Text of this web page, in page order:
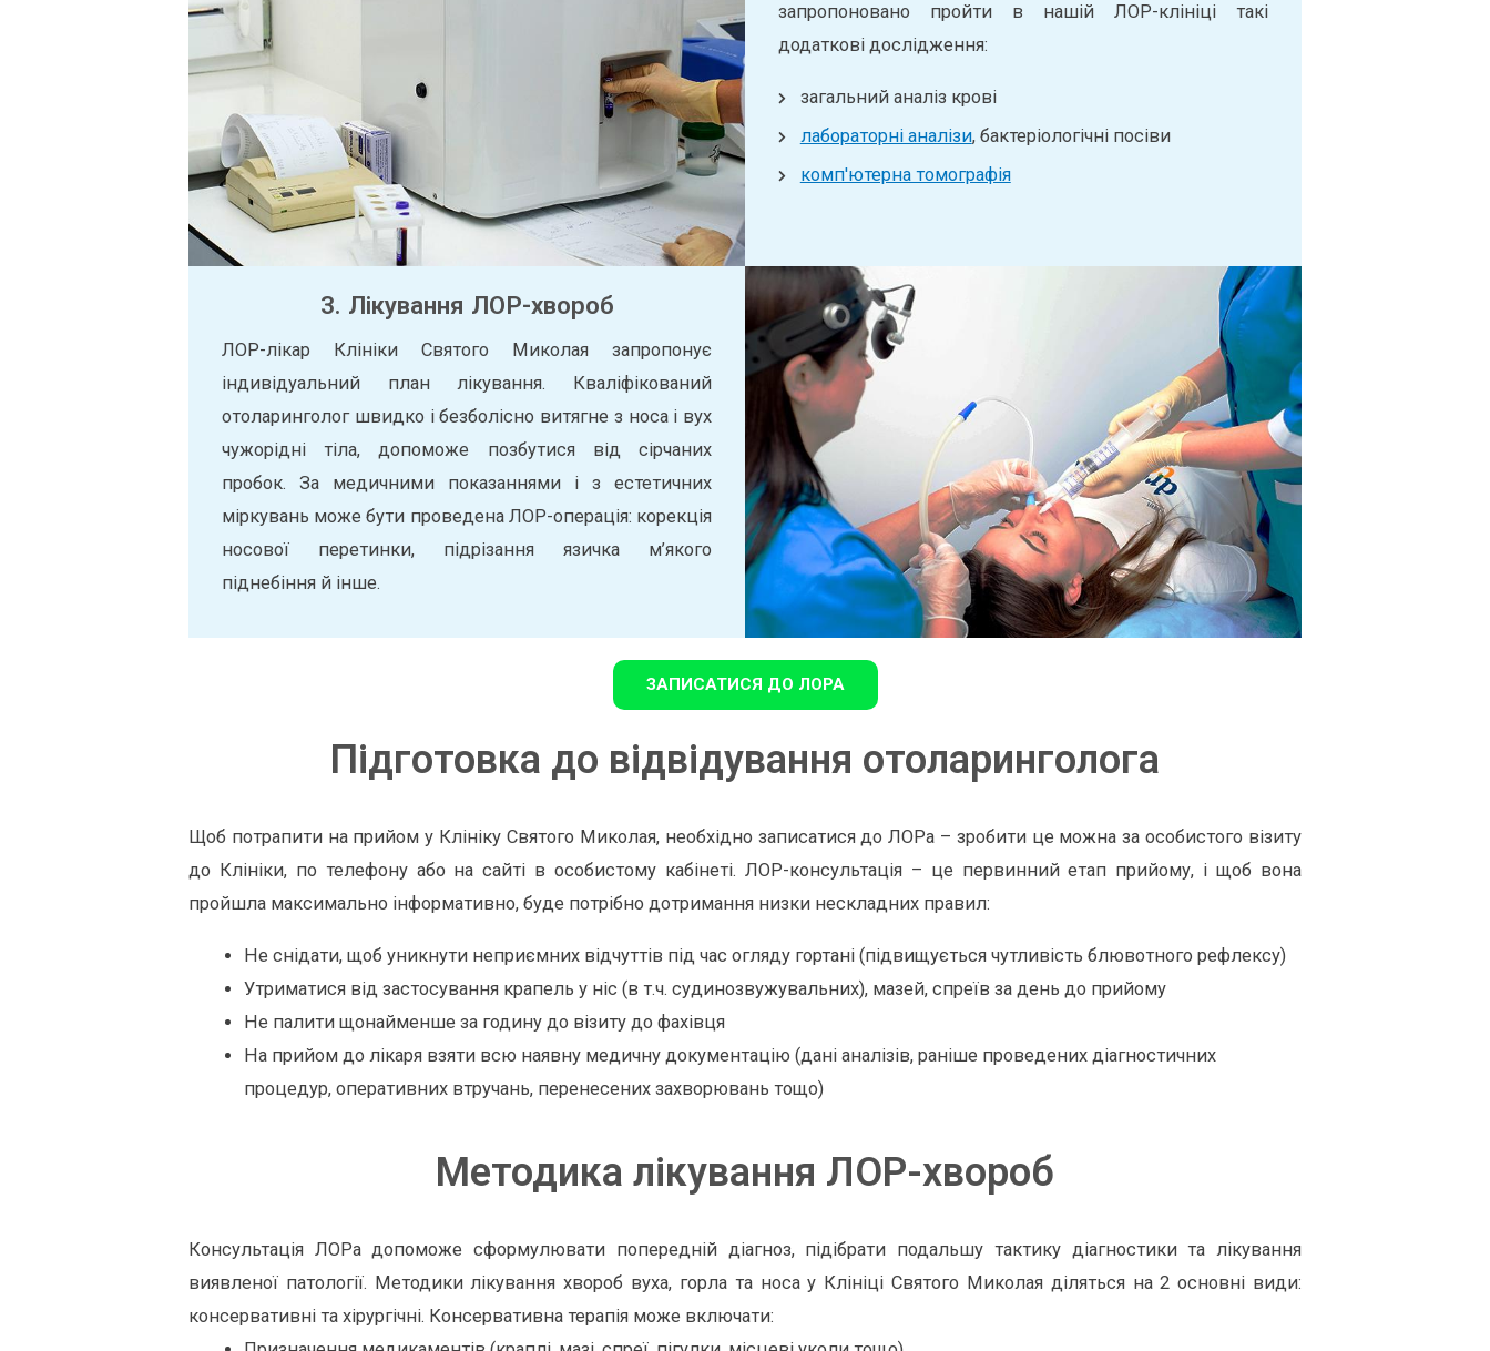
запропоновано пройти в нашій ЛОР-клініці такі
додаткові дослідження:
загальний аналіз крові
лабораторні аналізи, бактеріологічні посіви
комп'ютерна томографія
3. Лікування ЛОР-хвороб
ЛОР-лікар Клініки Святого Миколая запропонує
індивідуальний план лікування. Кваліфікований
отоларинголог швидко і безболісно витягне з носа і вух
чужорідні тіла, допоможе позбутися від сірчаних
пробок. За медичними показаннями і з естетичних
міркувань може бути проведена ЛОР-операція: корекція
носової перетинки, підрізання язичка м’якого
піднебіння й інше.
ЗАПИСАТИСЯ ДО ЛОРА
Підготовка до відвідування отоларинголога
Щоб потрапити на прийом у Клініку Святого Миколая, необхідно записатися до ЛОРа – зробити це можна за особистого візиту
до Клініки, по телефону або на сайті в особистому кабінеті. ЛОР-консультація – це первинний етап прийому, і щоб вона
пройшла максимально інформативно, буде потрібно дотримання низки нескладних правил:
Не снідати, щоб уникнути неприємних відчуттів під час огляду гортані (підвищується чутливість блювотного рефлексу)
Утриматися від застосування крапель у ніс (в т.ч. судинозвужувальних), мазей, спреїв за день до прийому
Не палити щонайменше за годину до візиту до фахівця
На прийом до лікаря взяти всю наявну медичну документацію (дані аналізів, раніше проведених діагностичних
процедур, оперативних втручань, перенесених захворювань тощо)
Методика лікування ЛОР-хвороб
Консультація ЛОРа допоможе сформулювати попередній діагноз, підібрати подальшу тактику діагностики та лікування
виявленої патології. Методики лікування хвороб вуха, горла та носа у Клініці Святого Миколая діляться на 2 основні види:
консервативні та хірургічні. Консервативна терапія може включати: